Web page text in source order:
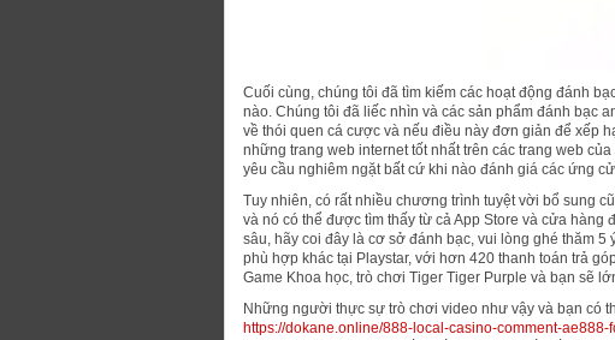
Cuối cùng, chúng tôi đã tìm kiếm các hoạt động đánh
nào. Chúng tôi đã liếc nhìn và các sản phẩm đánh bạc
về thói quen cá cược và nếu điều này đơn giản để xếp
những trang web internet tốt nhất trên các trang web
yêu cầu nghiêm ngặt bất cứ khi nào đánh giá các ứng
Tuy nhiên, có rất nhiều chương trình tuyệt vời bổ sung
và nó có thể được tìm thấy từ cả App Store và cửa
sâu, hãy coi đây là cơ sở đánh bạc, vui lòng ghé thăm
phù hợp khác tại Playstar, với hơn 420 thanh toán trả
Game Khoa học, trò chơi Tiger Tiger Purple và bạn sẽ
Những người thực sự trò chơi video như vậy và bạn có
https://dokane.online/888-local-casino-comment-